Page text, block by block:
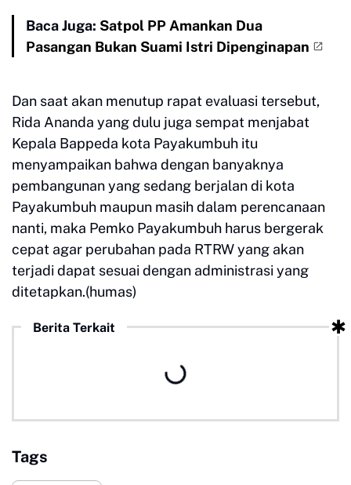
Baca Juga: Satpol PP Amankan Dua
Pasangan Bukan Suami Istri Dipenginapan
Dan saat akan menutup rapat evaluasi tersebut,
Rida Ananda yang dulu juga sempat menjabat
Kepala Bappeda kota Payakumbuh itu
menyampaikan bahwa dengan banyaknya
pembangunan yang sedang berjalan di kota
Payakumbuh maupun masih dalam perencanaan
nanti, maka Pemko Payakumbuh harus bergerak
cepat agar perubahan pada RTRW yang akan
terjadi dapat sesuai dengan administrasi yang
ditetapkan.(humas)
Berita Terkait
Tags